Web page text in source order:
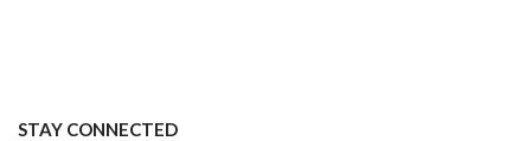
STAY CONNECTED